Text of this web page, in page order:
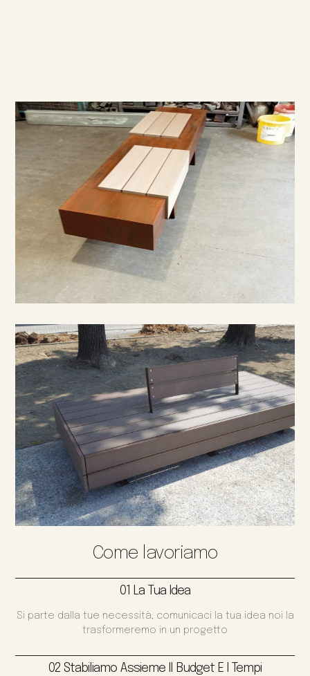
Come lavoriamo
01 La Tua Idea
Si parte dalla tue necessità, comunicaci la tua idea noi la
trasformeremo in un progetto
02 Stabiliamo Assieme Il Budget E I Tempi